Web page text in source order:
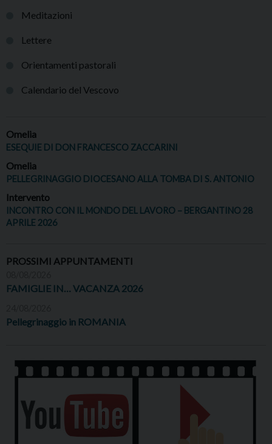
Meditazioni
Lettere
Orientamenti pastorali
Calendario del Vescovo
Omelia
ESEQUIE DI DON FRANCESCO ZACCARINI
Omelia
PELLEGRINAGGIO DIOCESANO ALLA TOMBA DI S. ANTONIO
Intervento
INCONTRO CON IL MONDO DEL LAVORO – BERGANTINO 28
APRILE 2026
PROSSIMI APPUNTAMENTI
FAMIGLIE IN… VACANZA 2026
Pellegrinaggio in ROMANIA